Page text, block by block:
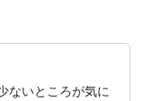
ないところが気に